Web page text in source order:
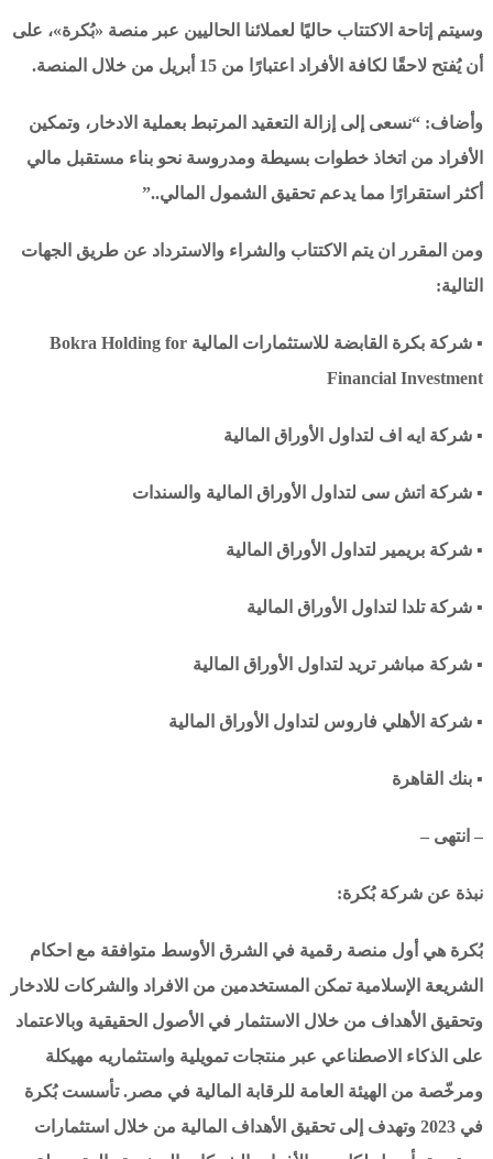
وسيتم إتاحة الاكتتاب حاليًا لعملائنا الحاليين عبر منصة «بُكرة»، على
أن يُفتح لاحقًا لكافة الأفراد اعتبارًا من 15 أبريل من خلال المنصة.
وأضاف: “نسعى إلى إزالة التعقيد المرتبط بعملية الادخار، وتمكين
الأفراد من اتخاذ خطوات بسيطة ومدروسة نحو بناء مستقبل مالي
أكثر استقرارًا مما يدعم تحقيق الشمول المالي..”
ومن المقرر ان يتم الاكتتاب والشراء والاسترداد عن طريق الجهات
التالية:
▪ شركة بكرة القابضة للاستثمارات المالية Bokra Holding for
Financial Investment
▪ شركة ايه اف لتداول الأوراق المالية
▪ شركة اتش سى لتداول الأوراق المالية والسندات
▪ شركة بريمير لتداول الأوراق المالية
▪ شركة تلدا لتداول الأوراق المالية
▪ شركة مباشر تريد لتداول الأوراق المالية
▪ شركة الأهلي فاروس لتداول الأوراق المالية
▪ بنك القاهرة
– انتهى –
نبذة عن شركة بُكرة:
بُكرة هي أول منصة رقمية في الشرق الأوسط متوافقة مع احكام
الشريعة الإسلامية تمكن المستخدمين من الافراد والشركات للادخار
وتحقيق الأهداف من خلال الاستثمار في الأصول الحقيقية وبالاعتماد
على الذكاء الاصطناعي عبر منتجات تمويلية واستثماريه مهيكلة
ومرخّصة من الهيئة العامة للرقابة المالية في مصر. تأسست بُكرة
في 2023 وتهدف إلى تحقيق الأهداف المالية من خلال استثمارات